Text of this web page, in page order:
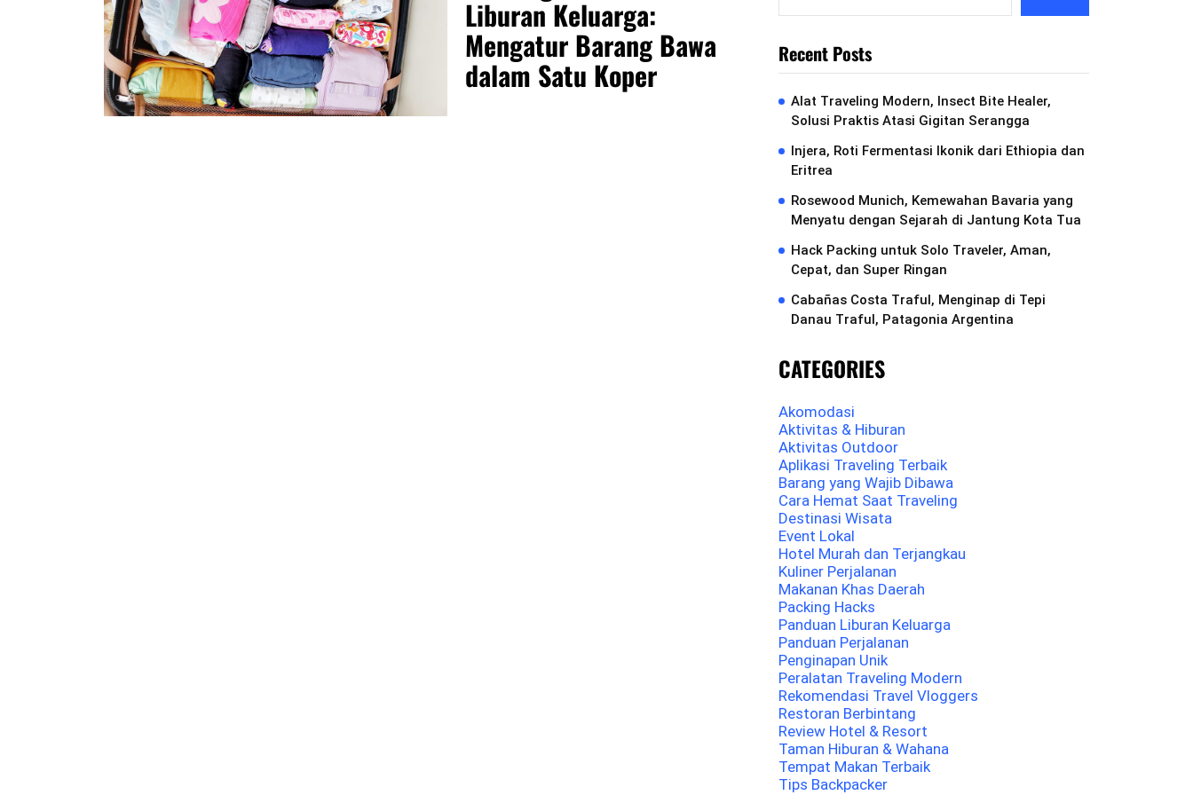
Liburan Keluarga:
Mengatur Barang Bawa
dalam Satu Koper
Recent Posts
Alat Traveling Modern, Insect Bite Healer,
Solusi Praktis Atasi Gigitan Serangga
Injera, Roti Fermentasi Ikonik dari Ethiopia dan
Eritrea
Rosewood Munich, Kemewahan Bavaria yang
Menyatu dengan Sejarah di Jantung Kota Tua
Hack Packing untuk Solo Traveler, Aman,
Cepat, dan Super Ringan
Cabañas Costa Traful, Menginap di Tepi
Danau Traful, Patagonia Argentina
CATEGORIES
Akomodasi
Aktivitas & Hiburan
Aktivitas Outdoor
Aplikasi Traveling Terbaik
Barang yang Wajib Dibawa
Cara Hemat Saat Traveling
Destinasi Wisata
Event Lokal
Hotel Murah dan Terjangkau
Kuliner Perjalanan
Makanan Khas Daerah
Packing Hacks
Panduan Liburan Keluarga
Panduan Perjalanan
Penginapan Unik
Peralatan Traveling Modern
Rekomendasi Travel Vloggers
Restoran Berbintang
Review Hotel & Resort
Taman Hiburan & Wahana
Tempat Makan Terbaik
Tips Backpacker